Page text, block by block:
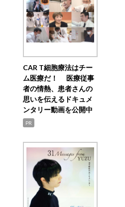
CAR T細胞療法はチー
ム医療だ！ 医療従事
者の情熱、患者さんの
思いを伝えるドキュメ
ンタリー動画を公開中
PR